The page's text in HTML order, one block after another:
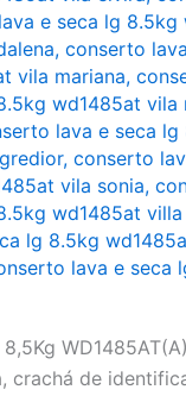
e seca lg
, conserto
vila mariana,
wd1485at vila
lava e seca
, conserto
vila sonia,
wd1485at
lg 8.5kg
lava e seca
crachá de